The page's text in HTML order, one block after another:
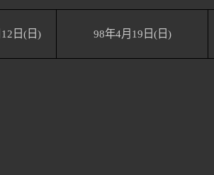
12 日(日) 98年4月 19 日(日)